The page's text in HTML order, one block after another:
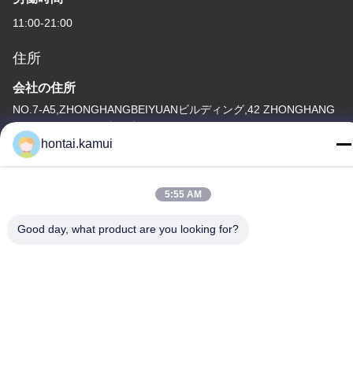
11:00-21:00
住所
会社の住所
NO.7-A5,ZHONGHANGBEIYUANビルディング,42 ZHONGHANG
ロード,フーチアン地区,中国
工場アドレス
hontai.kamui
5:55 AM
Good day, what product are you looking for?